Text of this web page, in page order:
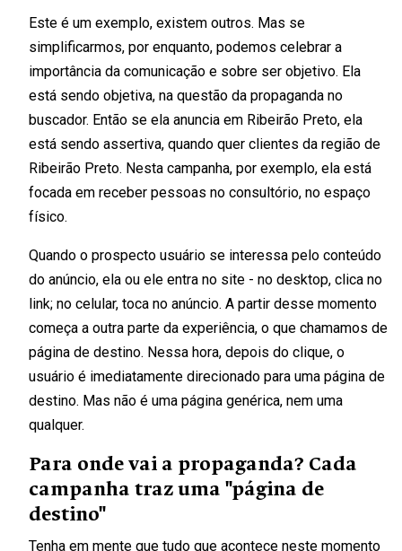
Este é um exemplo, existem outros. Mas se
simplificarmos, por enquanto, podemos celebrar a
importância da comunicação e sobre ser objetivo. Ela
está sendo objetiva, na questão da propaganda no
buscador. Então se ela anuncia em Ribeirão Preto, ela
está sendo assertiva, quando quer clientes da região de
Ribeirão Preto. Nesta campanha, por exemplo, ela está
focada em receber pessoas no consultório, no espaço
físico.
Quando o prospecto usuário se interessa pelo conteúdo
do anúncio, ela ou ele entra no site - no desktop, clica no
link; no celular, toca no anúncio. A partir desse momento
começa a outra parte da experiência, o que chamamos de
página de destino. Nessa hora, depois do clique, o
usuário é imediatamente direcionado para uma página de
destino. Mas não é uma página genérica, nem uma
qualquer.
Para onde vai a propaganda? Cada
campanha traz uma "página de
destino"
Tenha em mente que tudo que acontece neste momento